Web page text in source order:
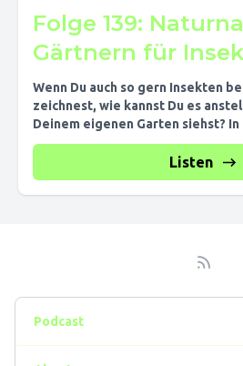
Folge 139:
Gärtnern für
Wenn Du auch so gern Insekten
zeichnest, wie kannst Du es
Deinem eigenen Garten siehst? In
Listen
Podcast